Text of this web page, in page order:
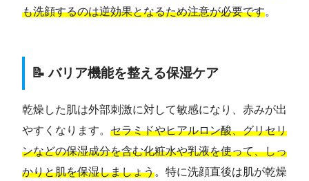
も洗顔するのは逆効果となるため注意が必要です。
📝 バリア機能を整える保湿ケア
乾燥した肌は外部刺激に対して敏感になり、赤みが出
やすくなります。 セラミドやヒアルロン酸、グリセリ
ンなどの保湿成分を含む化粧水や乳液を使って、しっ
かりと肌を保湿しましょう。特に洗顔直後は肌が乾燥